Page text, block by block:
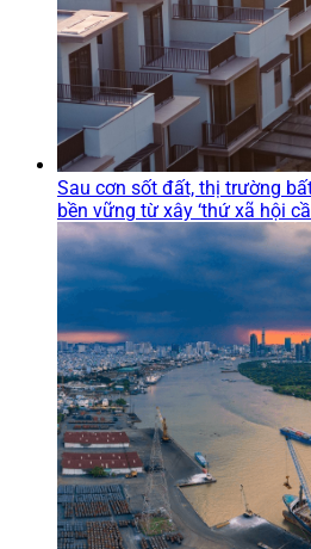
Sau cơn sốt đất, thị trường
bền vững từ xây ‘thứ xã hội